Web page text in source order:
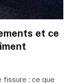
et ce
fissure : ce que